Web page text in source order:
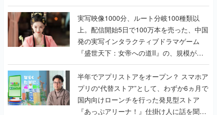
発の実写インタラクティブドラマゲーム
『盛世天下：女帝への道II』の、規模が違
うこだわりをプロデューサーに聞いた
半年でアプリストアをオープン？ スマホア
プリの“代替ストア”として、わずか6ヵ月で
国内向けローンチを行った発見型ストア
『あっぷアリーナ！』仕掛け人に話を聞い
てみた
インタビューの記事一覧